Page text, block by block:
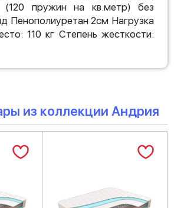
(120 пружин на кв.метр) без
Пенополиуретан 2см Нагрузка
110 кг Степень жесткости:
из коллекции Андрия